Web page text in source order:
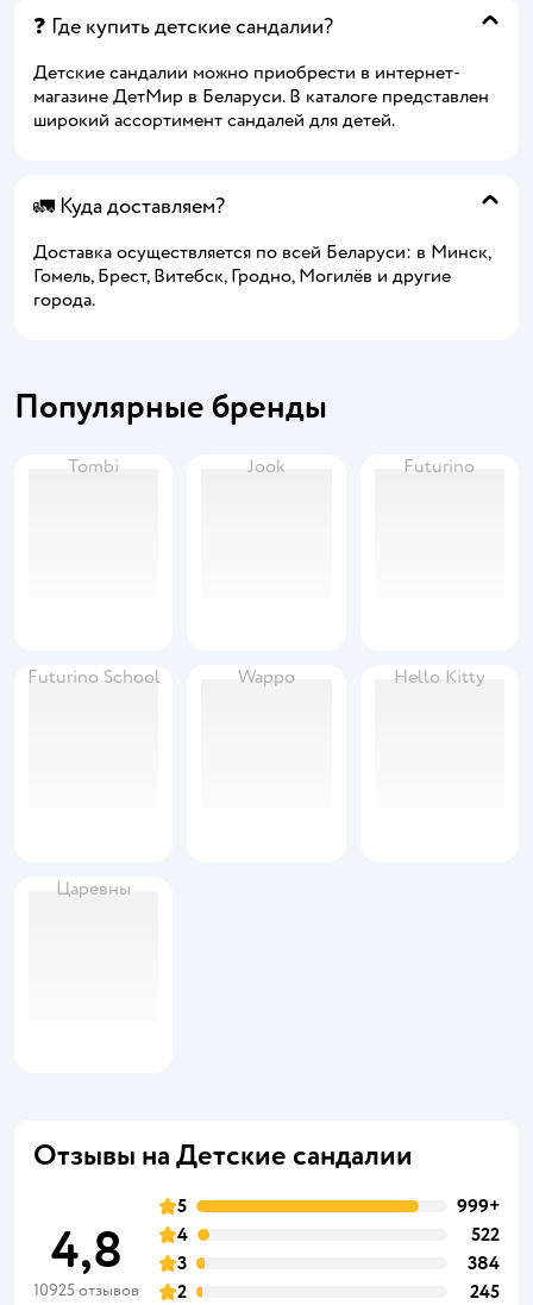
❓ Где купить детские сандалии?
Детские сандалии можно приобрести в интернет-
магазине ДетМир в Беларуси. В каталоге представлен
широкий ассортимент сандалей для детей.
🚛 Куда доставляем?
Доставка осуществляется по всей Беларуси: в Минск,
Гомель, Брест, Витебск, Гродно, Могилёв и другие
города.
Популярные бренды
Tombi Jook Futurino
Futurino School Wappo Hello Kitty
Царевны
Отзывы на Детские сандалии
4,8
10925 отзывов
5
999+
4
522
3
384
2
245